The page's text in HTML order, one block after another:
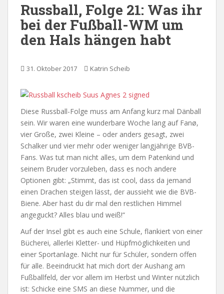
Russball, Folge 21: Was ihr
bei der Fußball-WM um
den Hals hängen habt
31. Oktober 2017 Katrin Scheib
Diese Russball-Folge muss am Anfang kurz mal Dänball
sein. Wir waren eine wunderbare Woche lang auf Fanø,
vier Große, zwei Kleine – oder anders gesagt, zwei
Schalker und vier mehr oder weniger langjährige BVB-
Fans. Was tut man nicht alles, um dem Patenkind und
seinem Bruder vorzuleben, dass es noch andere
Optionen gibt: „Stimmt, das ist cool, dass da jemand
einen Drachen steigen lässt, der aussieht wie die BVB-
Biene. Aber hast du dir mal den restlichen Himmel
angeguckt? Alles blau und weiß!“
Auf der Insel gibt es auch eine Schule, flankiert von einer
Bücherei, allerlei Kletter- und Hüpfmöglichkeiten und
einer Sportanlage. Nicht nur für Schüler, sondern offen
für alle. Beeindruckt hat mich dort der Aushang am
Fußballfeld, der vor allem im Herbst und Winter nützlich
ist: Schicke eine SMS an diese Nummer, und die